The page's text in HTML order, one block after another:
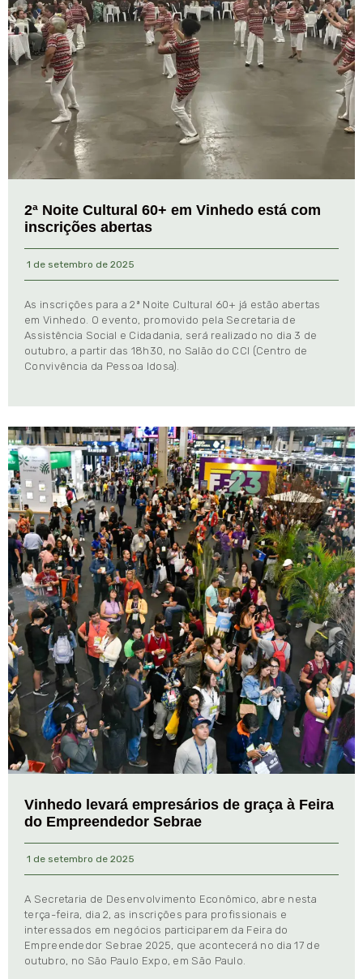
2ª Noite Cultural 60+ em Vinhedo está com
inscrições abertas
1 de setembro de 2025
As inscrições para a 2ª Noite Cultural 60+ já estão abertas
em Vinhedo. O evento, promovido pela Secretaria de
Assistência Social e Cidadania, será realizado no dia 3 de
outubro, a partir das 18h30, no Salão do CCI (Centro de
Convivência da Pessoa Idosa).
Vinhedo levará empresários de graça à Feira
do Empreendedor Sebrae
1 de setembro de 2025
A Secretaria de Desenvolvimento Econômico, abre nesta
terça-feira, dia 2, as inscrições para profissionais e
interessados em negócios participarem da Feira do
Empreendedor Sebrae 2025, que acontecerá no dia 17 de
outubro, no São Paulo Expo, em São Paulo.